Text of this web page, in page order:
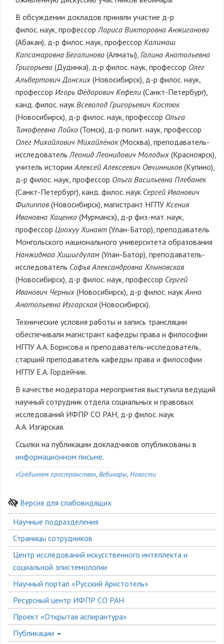
В обсуждении докладов приняли участие д-р
филос. наук, профессорЛариса Викторовна Анжиганова
(Абакан), д-р филос. наук, профессор Калимаш
Капсамаровна Бегалинова (Алматы), Галина Анатольевна
Григорьева (Дудинка), д-р филос. наук, профессор Олег
Альбертович Донских (Новосибирск), д-р филос. наук,
профессор Игорь Фёдорович Кефели (Санкт-Петербург),
канд. филос. наук Всеволод Григорьевич Костюк
(Новосибирск), д-р филос. наук, профессор Ольга
Тимофеевна Лойко (Томск), д-р полит. наук, профессор
Олег Михайлович Михайлёнок(Москва), преподаватель-
исследовательЛеонид Леонидович Молодых (Красноярск),
учитель историиАлексей Алексеевич Овчинников (Купино),
д-р филос. наук, профессор Ольга Васильевна Плебанек
(Санкт-Петербург), канд. филос. наук Сергей Иванович
Филиппов (Новосибирск), магистрант НГПУ Ксения
Ивановна Хаценко (Мурманск), д-р физ.-мат. наук,
профессор Цоохуу Хинаят (Улан-Батор), преподаватель
Монгольского национального университета образования
Нанжидмаа Хишигдулам (Улан-Батор), преподаватель-
исследователь Софья Александровна Хлыновская
(Новосибирск), д-р филос. наук, профессор Сергей
Иванович Черных (Новосибирск), д-р филос. наукАнна
Анатольевна Изгарская (Новосибирск).
Технические условия работы и запись трансляции
обеспечивали магистрант кафедры права и философии
НГПУ А.А. Борисова и преподаватель-исследователь,
старший преподаватель кафедры права и философии
НГПУ Е.А. Гордейчик.
В качестве модератора мероприятия выступила ведущий
научный сотрудник отдела социальных и правовых
исследований ИФПР СО РАН, д-р филос. наук
А.А. Изгарская.
Ссылки на публикации докладчиков опубликованы в
информационном письме.
«Соединяем пространства» Вебинары Новости
Версия для слабовидящих
Боковое
меню
Научные подразделения
Страницы сотрудников
Центр исследований искусственного интеллекта и
социальной эпистемологии
Научный портал «Русский Аристотель»
Ресурсный центр ИФПР СО РАН
Проект «Открытая аспирантура»
Публикации